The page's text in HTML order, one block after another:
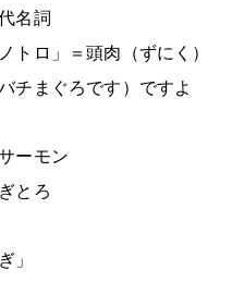
名詞
トロ」＝頭肉（ずにく）
チまぐろです）ですよ
ーモン
とろ
」